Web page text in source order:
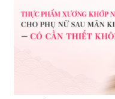
|0
1.490.000 đ